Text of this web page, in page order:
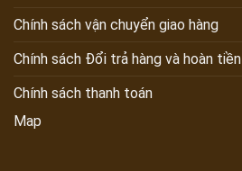
Chính sách vận chuyển giao hàng
Chính sách Đổi trả hàng và hoàn tiền
Chính sách thanh toán
Map